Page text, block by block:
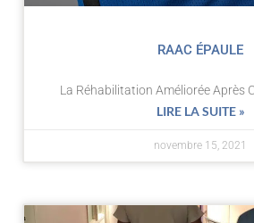
RAAC ÉPAULE
La Réhabilitation Améliorée Après
LIRE LA SUITE »
novembre 15, 2021